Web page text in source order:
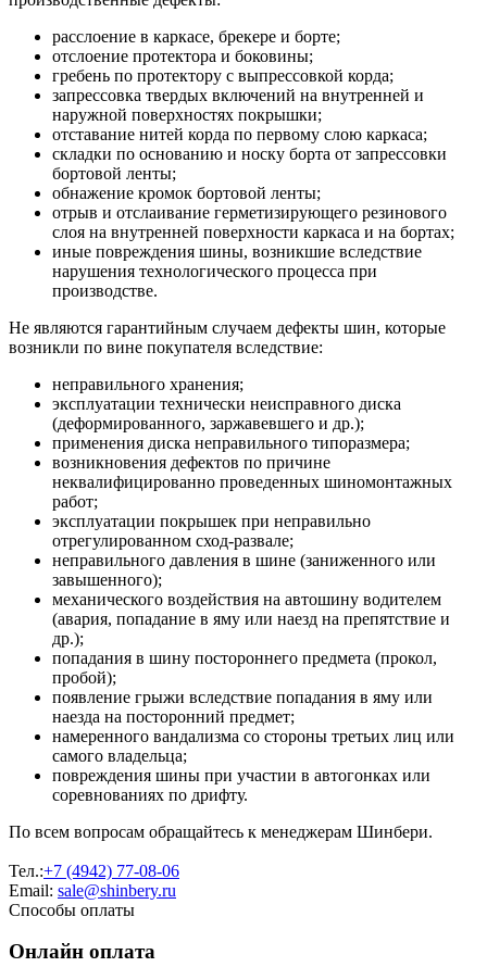
расслоение в каркасе, брекере и борте;
отслоение протектора и боковины;
гребень по протектору с выпрессовкой корда;
запрессовка твердых включений на внутренней и
наружной поверхностях покрышки;
отставание нитей корда по первому слою каркаса;
складки по основанию и носку борта от запрессовки
бортовой ленты;
обнажение кромок бортовой ленты;
отрыв и отслаивание герметизирующего резинового
слоя на внутренней поверхности каркаса и на бортах;
иные повреждения шины, возникшие вследствие
нарушения технологического процесса при
производстве.
Не являются гарантийным случаем дефекты шин, которые
возникли по вине покупателя вследствие:
неправильного хранения;
эксплуатации технически неисправного диска
(деформированного, заржавевшего и др.);
применения диска неправильного типоразмера;
возникновения дефектов по причине
неквалифицированно проведенных шиномонтажных
работ;
эксплуатации покрышек при неправильно
отрегулированном сход-развале;
неправильного давления в шине (заниженного или
завышенного);
механического воздействия на автошину водителем
(авария, попадание в яму или наезд на препятствие и
др.);
попадания в шину постороннего предмета (прокол,
пробой);
появление грыжи вследствие попадания в яму или
наезда на посторонний предмет;
намеренного вандализма со стороны третьих лиц или
самого владельца;
повреждения шины при участии в автогонках или
соревнованиях по дрифту.
По всем вопросам обращайтесь к менеджерам Шинбери.
Тел.:+7 (4942) 77-08-06
Email: sale@shinbery.ru
Способы оплаты
Онлайн оплата